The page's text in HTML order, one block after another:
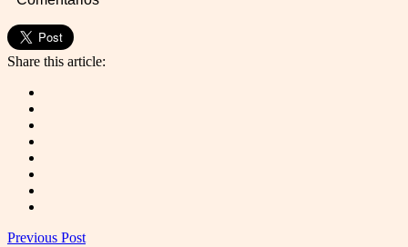
Share this article:
Previous Post